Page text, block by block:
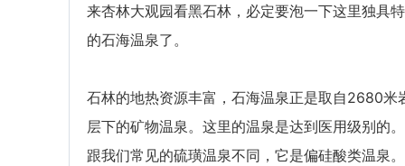
来杏林大观园看黑石林，必定要泡一下这里独具
的石海温泉了。
石林的地热资源丰富，石海温泉正是取自2680米
层下的矿物温泉。这里的温泉是达到医用级别的。
跟我们常见的硫璜温泉不同，它是偏硅酸类温泉